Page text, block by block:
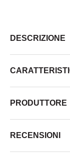
DESCRIZIONE
PRODUTTORE
RECENSIONI